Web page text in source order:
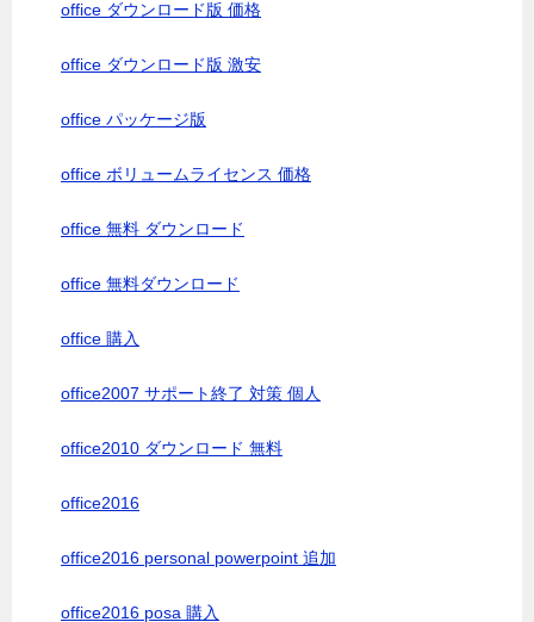
office ダウンロード版 価格
office ダウンロード版 激安
office パッケージ版
office ボリュームライセンス 価格
office 無料 ダウンロード
office 無料ダウンロード
office 購入
office2007 サポート終了 対策 個人
office2010 ダウンロード 無料
office2016
office2016 personal powerpoint 追加
office2016 posa 購入